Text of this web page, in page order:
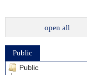
open all
Public
Public